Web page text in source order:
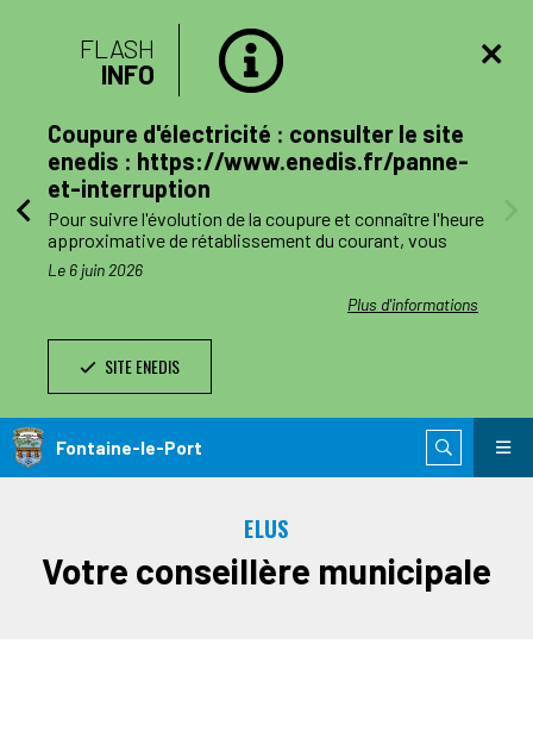
le
est
FLASH
INFO
Coupure d'électricité : consulter le site
enedis : https://www.enedis.fr/panne-
et-interruption
Plus d'informations
Pour suivre l'évolution de la coupure et connaître l'heure
approximative de rétablissement du courant, vous
pouvez consulter le site enedis.fr/panne-et-
interruption ou télécharger l'application Enedis à mes
côtés. Toutefois l'alimentation pourra être rétablie à
Le jour des travaux, si vous avez besoin d’information
complémentaire, vous pourrez nous joindre au numéro
Le 6 juin 2026
SITE ENEDIS
Fontaine-le-Port
ELUS
Votre conseillère municipale